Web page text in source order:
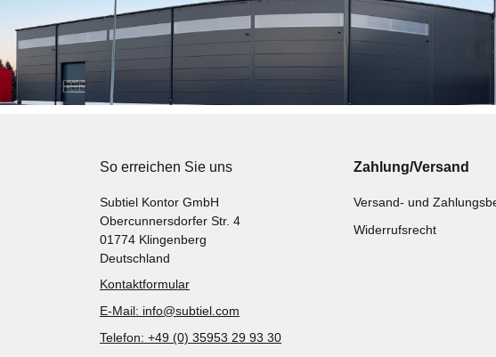
So erreichen Sie uns
Subtiel Kontor GmbH
Obercunnersdorfer Str. 4
01774 Klingenberg
Deutschland
Kontaktformular
E-Mail: info@subtiel.com
Telefon: +49 (0) 35953 29 93 30
Zahlung/Versand
Versand- und
Widerrufsrecht